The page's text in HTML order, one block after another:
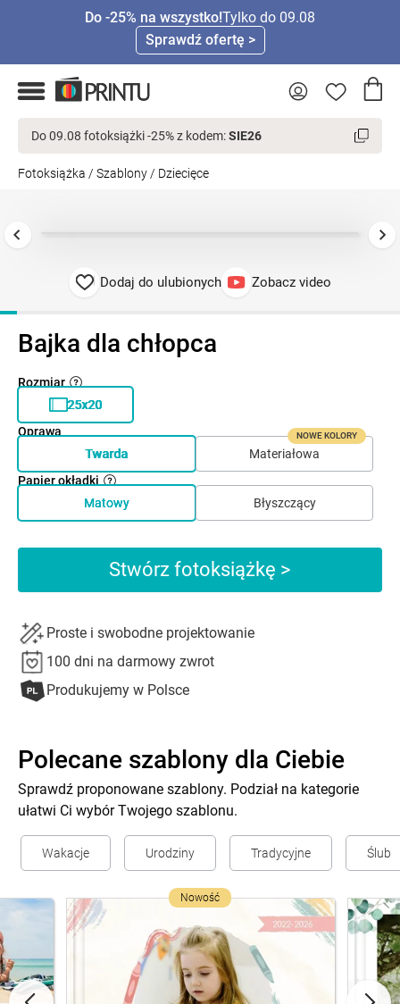
Do -25% na wszystko!Tylko do 09.08
Sprawdź ofertę >
Do 09.08 fotoksiążki -25% z kodem:SIE26
Fotoksiążka / Szablony / Dziecięce
Dodaj do ulubionych Zobacz video
Bajka dla chłopca
Rozmiar
25x20
Oprawa
Twarda
Materiałowa
NOWE KOLORY
Papier okładki
Matowy
Błyszczący
Stwórz fotoksiążkę >
Proste i swobodne projektowanie
100 dni na darmowy zwrot
Produkujemy w Polsce
Polecane szablony dla Ciebie
Sprawdź proponowane szablony. Podział na kategorie
ułatwi Ci wybór Twojego szablonu.
Wakacje Urodziny Tradycyjne Ślub
Nowość